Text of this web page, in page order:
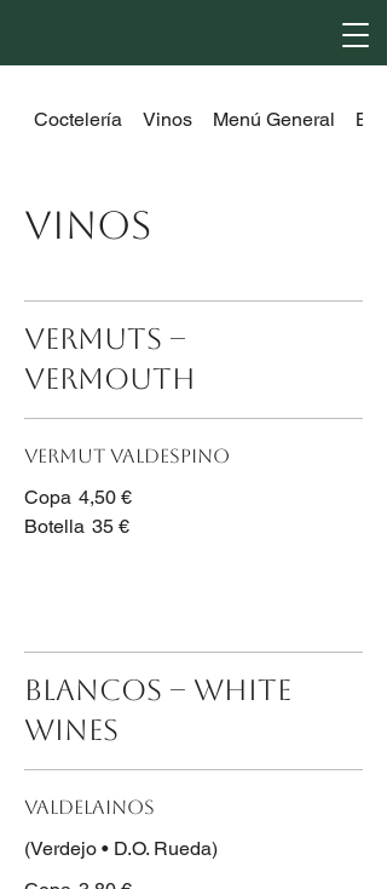
Coctelería Vinos Menú General
Vinos
VERMUTS –
VERMOUTH
Vermut Valdespino
Copa 4,50 €
Botella 35 €
BLANCOS – WHITE
WINES
Valdelainos
(Verdejo • D.O. Rueda)